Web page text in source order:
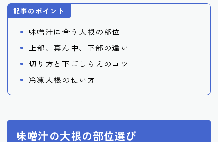
記事のポイント
味噌汁に合う大根の部位
上部、真ん中、下部の違い
切り方と下ごしらえのコツ
冷凍大根の使い方
味噌汁の大根の部位選び